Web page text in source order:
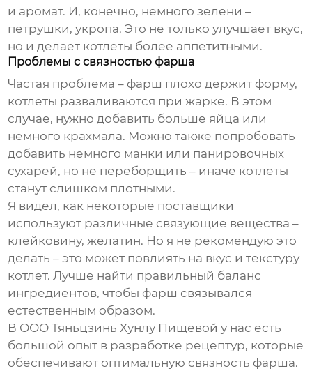
и аромат. И, конечно, немного зелени –
петрушки, укропа. Это не только улучшает вкус,
но и делает котлеты более аппетитными.
Проблемы с связностью фарша
Частая проблема – фарш плохо держит форму,
котлеты разваливаются при жарке. В этом
случае, нужно добавить больше яйца или
немного крахмала. Можно также попробовать
добавить немного манки или панировочных
сухарей, но не переборщить – иначе котлеты
станут слишком плотными.
Я видел, как некоторые поставщики
используют различные связующие вещества –
клейковину, желатин. Но я не рекомендую это
делать – это может повлиять на вкус и текстуру
котлет. Лучше найти правильный баланс
ингредиентов, чтобы фарш связывался
естественным образом.
В ООО Тяньцзинь Хунлу Пищевой у нас есть
большой опыт в разработке рецептур, которые
обеспечивают оптимальную связность фарша.